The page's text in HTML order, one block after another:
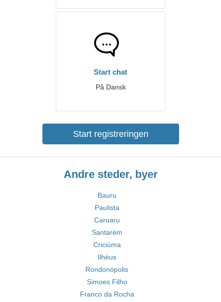
Start chat
På Dansk
Start registreringen
Andre steder, byer
Bauru
Paulista
Caruaru
Santarém
Criciúma
Ilhéus
Rondonópolis
Simoes Filho
Franco da Rocha